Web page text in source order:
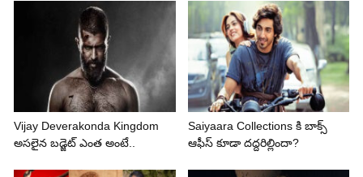
Vijay Deverakonda Kingdom
అసలైన బడ్జెట్ ఎంత అంటే..
Saiyaara Collections కి బాక్స్
ఆఫీస్ కూడా దద్దరిల్లిందా?